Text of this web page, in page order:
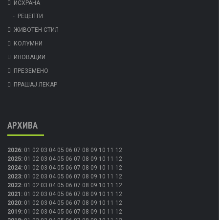
ИСХРАНА
РЕЦЕПТИ
ЖИВОТЕН СТИЛ
КОЛУМНИ
ИНОВАЦИИ
ПРЕЗЕМЕНО
ПРАШАЈ ЛЕКАР
АРХИВА
2026: 01 02 03 04 05 06 07 08 09 10 11 12
2025: 01 02 03 04 05 06 07 08 09 10 11 12
2024: 01 02 03 04 05 06 07 08 09 10 11 12
2023: 01 02 03 04 05 06 07 08 09 10 11 12
2022: 01 02 03 04 05 06 07 08 09 10 11 12
2021 : 01 02 03 04 05 06 07 08 09 10 11 12
2020: 01 02 03 04 05 06 07 08 09 10 11 12
2019: 01 02 03 04 05 06 07 08 09 10 11 12